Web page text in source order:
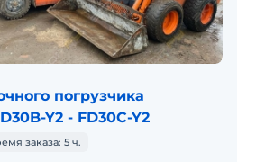
погрузчика
Y2 - FD30C-Y2
заказа: 5 ч.